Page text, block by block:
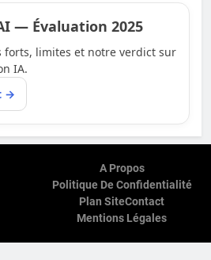
— Évaluation 2025
forts, limites et notre verdict sur
IA.
→
A Propos
Politique De Confidentialité
Plan SiteContact
Mentions Légales